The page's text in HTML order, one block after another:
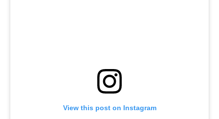
View this post on Instagram